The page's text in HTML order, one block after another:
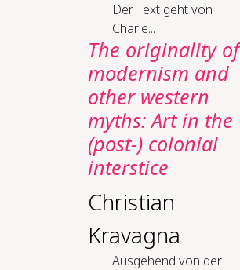
Der Text geht von
Charle...
The orig­i­nal­i­ty of
mod­ernism and
oth­er west­ern
myths: Art in the
(post-​) colo­nial
in­ter­stice
Christian
Kravagna
Ausgehend von der